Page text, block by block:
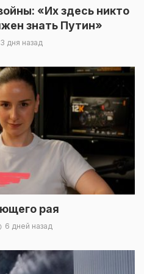
«Их здесь никто
знать Путин»
3 дня назад
рая
6 дней назад